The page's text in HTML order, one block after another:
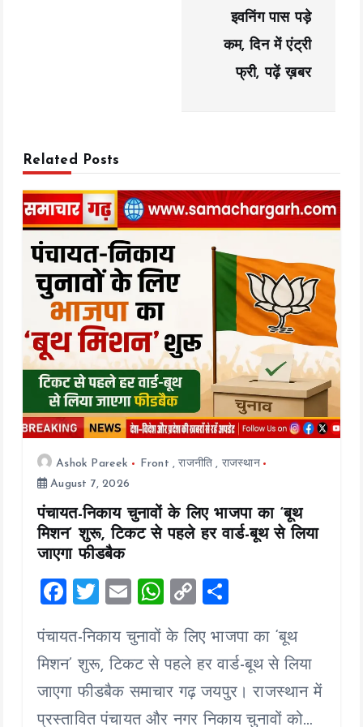
n
इवनिंग पास पड़े
कम, दिन में एंट्री
फ्री, पढ़ें ख़बर
Related Posts
Ashok Pareek Front ,राजनीति , राजस्थान
August 7, 2026
पंचायत-निकाय चुनावों के लिए भाजपा का ‘बूथ
मिशन’ शुरू, टिकट से पहले हर वार्ड-बूथ से लिया
जाएगा फीडबैक
F
ce
b
o
o
T
tt
er
E
ai
l
W
at
s
A
p
C
p
y
Li
n
a
re
पंचायत-निकाय चुनावों के लिए भाजपा का ‘बूथ
मिशन’ शुरू, टिकट से पहले हर वार्ड-बूथ से लिया
जाएगा फीडबैक समाचार गढ़ जयपुर। राजस्थान में
प्रस्तावित पंचायत और नगर निकाय चुनावों को…